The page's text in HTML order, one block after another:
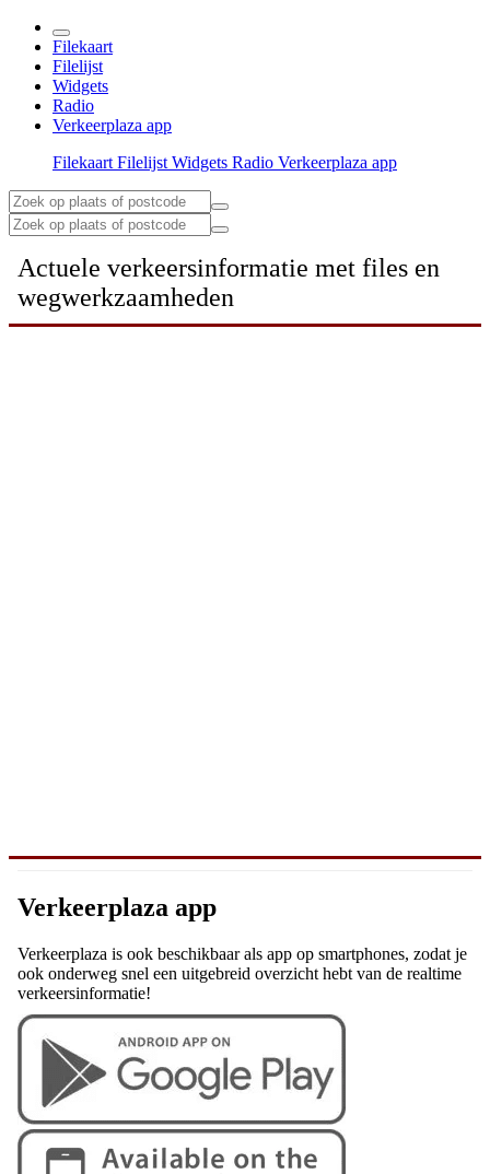
Filekaart
Filelijst
Widgets
Radio
Verkeerplaza app
Filekaart Filelijst Widgets Radio Verkeerplaza app
Actuele verkeersinformatie met files en
wegwerkzaamheden
Verkeerplaza app
Verkeerplaza is ook beschikbaar als app op smartphones, zodat je
ook onderweg snel een uitgebreid overzicht hebt van de realtime
verkeersinformatie!